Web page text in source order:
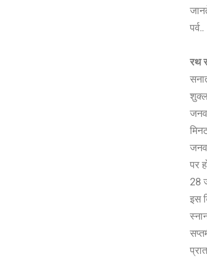
पर्व..
रथ
शुक्ल
पर
28
इस